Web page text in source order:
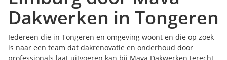
Dakwerken in Tongeren
Iedereen die in Tongeren en omgeving woont en die op zoek
is naar een team dat dakrenovatie en onderhoud door